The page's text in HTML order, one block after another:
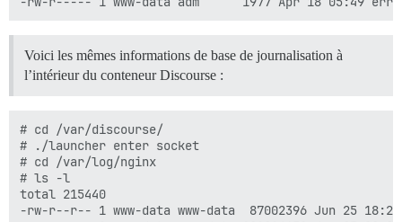
Voici les mêmes informations de base de journalisation à
l’intérieur du conteneur Discourse :
# cd /var/discourse/
# ./launcher enter socket
# cd /var/log/nginx
# ls -l
total 215440
-rw-r--r-- 1 www-data www-data  87002396 Jun 25